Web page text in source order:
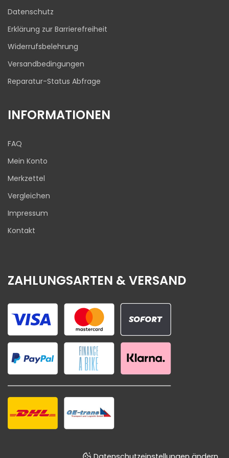
Datenschutz
Erklärung zur Barrierefreiheit
Widerrufsbelehrung
Versandbedingungen
Reparatur-Status Abfrage
INFORMATIONEN
FAQ
Mein Konto
Merkzettel
Vergleichen
Impressum
Kontakt
ZAHLUNGSARTEN & VERSAND